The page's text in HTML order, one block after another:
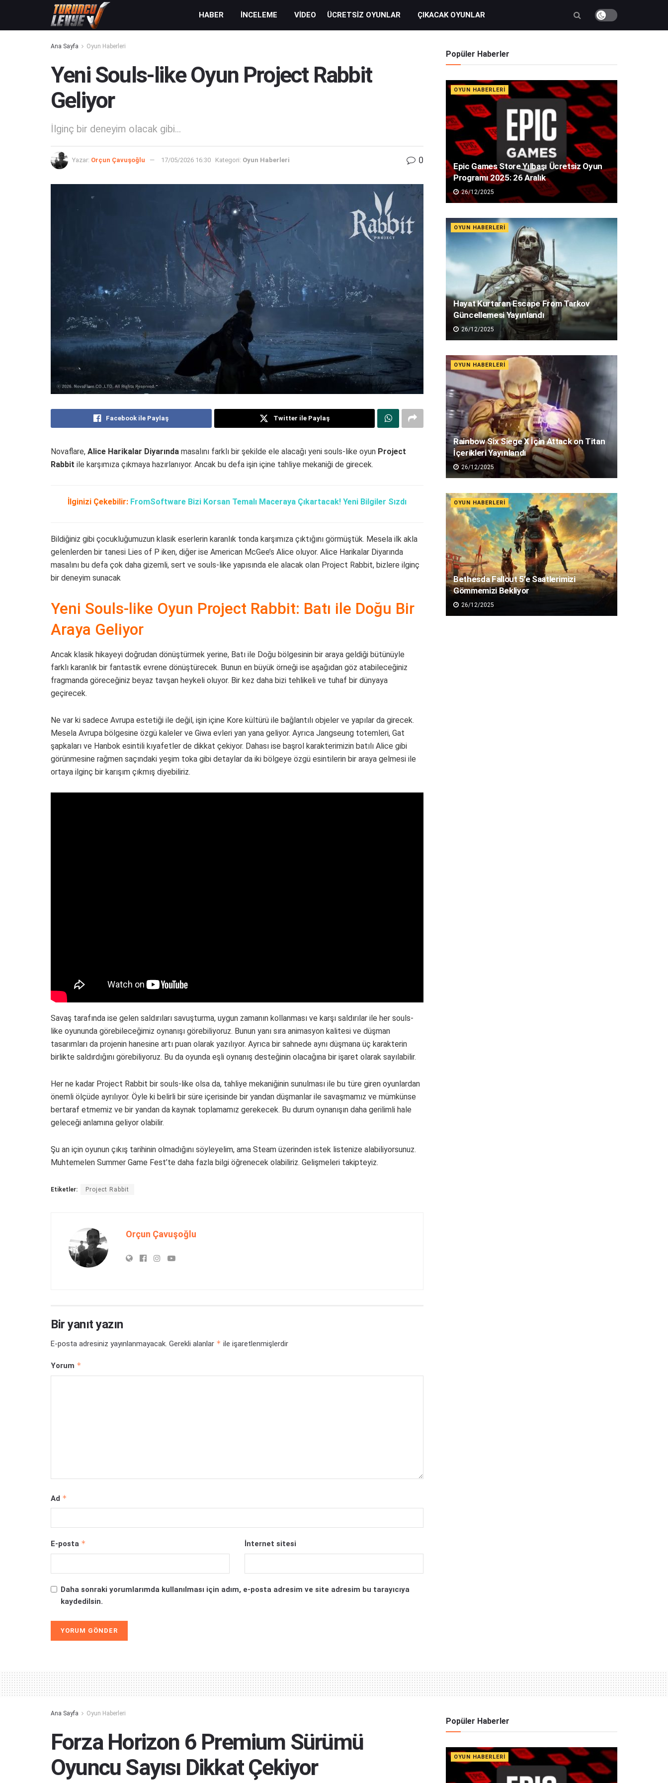
HABER İNCELEME VIDEO ÜCRETSIZ OYUNLAR ÇIKACAK OYUNLAR
Ana Sayfa Oyun Haberleri
Yeni Souls-like Oyun Project Rabbit
Geliyor
İlginç bir deneyim olacak gibi...
Yazar: Orçun Çavuşoğlu 17/05/2026 16:30 Kategori: Oyun Haberleri 0
Facebook ile Paylaş Twitter ile Paylaş
Novaflare, Alice Harikalar Diyarında masalını farklı bir şekilde ele alacağı yeni souls-like oyun Project
Rabbit ile karşımıza çıkmaya hazırlanıyor. Ancak bu defa işin içine tahliye mekaniği de girecek.
İlginizi Çekebilir: FromSoftware Bizi Korsan Temalı Maceraya Çıkartacak! Yeni Bilgiler Sızdı
Bildiğiniz gibi çocukluğumuzun klasik eserlerin karanlık tonda karşımıza çıktığını görmüştük. Mesela ilk akla
gelenlerden bir tanesi Lies of P iken, diğer ise American McGee’s Alice oluyor. Alice Harikalar Diyarında
masalını bu defa çok daha gizemli, sert ve souls-like yapısında ele alacak olan Project Rabbit, bizlere ilginç
bir deneyim sunacak
Yeni Souls-like Oyun Project Rabbit: Batı ile Doğu Bir
Araya Geliyor
Ancak klasik hikayeyi doğrudan dönüştürmek yerine, Batı ile Doğu bölgesinin bir araya geldiği bütünüyle
farklı karanlık bir fantastik evrene dönüştürecek. Bunun en büyük örneği ise aşağıdan göz atabileceğiniz
fragmanda göreceğiniz beyaz tavşan heykeli oluyor. Bir kez daha bizi tehlikeli ve tuhaf bir dünyaya
geçirecek.
Ne var ki sadece Avrupa estetiği ile değil, işin içine Kore kültürü ile bağlantılı objeler ve yapılar da girecek.
Mesela Avrupa bölgesine özgü kaleler ve Giwa evleri yan yana geliyor. Ayrıca Jangseung totemleri, Gat
şapkaları ve Hanbok esintili kıyafetler de dikkat çekiyor. Dahası ise başrol karakterimizin batılı Alice gibi
görünmesine rağmen saçındaki yeşim toka gibi detaylar da iki bölgeye özgü esintilerin bir araya gelmesi ile
ortaya ilginç bir karışım çıkmış diyebiliriz.
Savaş tarafında ise gelen saldırıları savuşturma, uygun zamanın kollanması ve karşı saldırılar ile her souls-
like oyununda görebileceğimiz oynanışı görebiliyoruz. Bunun yanı sıra animasyon kalitesi ve düşman
tasarımları da projenin hanesine artı puan olarak yazılıyor. Ayrıca bir sahnede aynı düşmana üç karakterin
birlikte saldırdığını görebiliyoruz. Bu da oyunda eşli oynanış desteğinin olacağına bir işaret olarak sayılabilir.
Her ne kadar Project Rabbit bir souls-like olsa da, tahliye mekaniğinin sunulması ile bu türe giren oyunlardan
önemli ölçüde ayrılıyor. Öyle ki belirli bir süre içerisinde bir yandan düşmanlar ile savaşmamız ve mümkünse
bertaraf etmemiz ve bir yandan da kaynak toplamamız gerekecek. Bu durum oynanışın daha gerilimli hale
geleceği anlamına geliyor olabilir.
Şu an için oyunun çıkış tarihinin olmadığını söyleyelim, ama Steam üzerinden istek listenize alabiliyorsunuz.
Muhtemelen Summer Game Fest’te daha fazla bilgi öğrenecek olabiliriz. Gelişmeleri takipteyiz.
Etiketler: Project Rabbit
Orçun Çavuşoğlu
Bir yanıt yazın
E-posta adresiniz yayınlanmayacak. Gerekli alanlar * ile işaretlenmişlerdir
Yorum *
Ad *
E-posta * İnternet sitesi
Daha sonraki yorumlarımda kullanılması için adım, e-posta adresim ve site adresim bu tarayıcıya
kaydedilsin.
Popüler Haberler
OYUN HABERLERI
Epic Games Store Yılbaşı Ücretsiz Oyun
Programı 2025: 26 Aralık
26/12/2025
OYUN HABERLERI
Hayat Kurtaran Escape From Tarkov
Güncellemesi Yayınlandı
26/12/2025
OYUN HABERLERI
Rainbow Six Siege X İçin Attack on Titan
İçerikleri Yayınlandı
26/12/2025
OYUN HABERLERI
Bethesda Fallout 5’e Saatlerimizi
Gömmemizi Bekliyor
26/12/2025
Ana Sayfa Oyun Haberleri
Forza Horizon 6 Premium Sürümü
Oyuncu Sayısı Dikkat Çekiyor
Popüler Haberler
OYUN HABERLERI